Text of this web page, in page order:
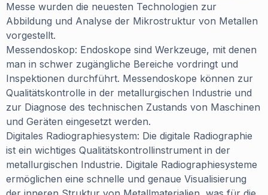
Messe wurden die neuesten Technologien zur
Abbildung und Analyse der Mikrostruktur von Metallen
vorgestellt.
Messendoskop: Endoskope sind Werkzeuge, mit denen
man in schwer zugängliche Bereiche vordringt und
Inspektionen durchführt. Messendoskope können zur
Qualitätskontrolle in der metallurgischen Industrie und
zur Diagnose des technischen Zustands von Maschinen
und Geräten eingesetzt werden.
Digitales Radiographiesystem: Die digitale Radiographie
ist ein wichtiges Qualitätskontrollinstrument in der
metallurgischen Industrie. Digitale Radiographiesysteme
ermöglichen eine schnelle und genaue Visualisierung